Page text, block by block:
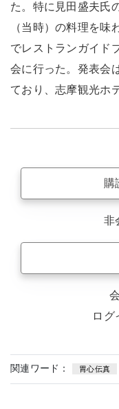
た。特に見田盛夫氏
（当時）の料理を
でレストランガイド
会に行った。発表会
ており、志摩観光ホ
購
非
ログ
関連ワード： 胃心伝真